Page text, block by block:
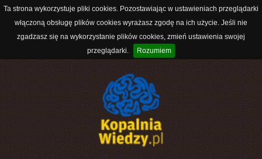
Ta strona wykorzystuje pliki cookies. Pozostawiając w ustawieniach przeglądarki
włączoną obsługę plików cookies wyrażasz zgodę na ich użycie. Jeśli nie
zgadzasz się na wykorzystanie plików cookies, zmień ustawienia swojej
przeglądarki.
Rozumiem